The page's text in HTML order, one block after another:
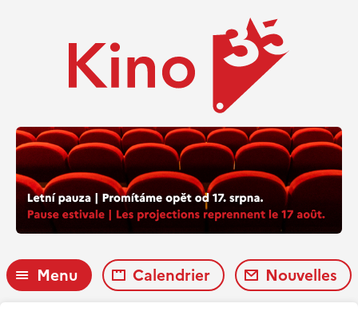
Menu Calendrier Nouvelles